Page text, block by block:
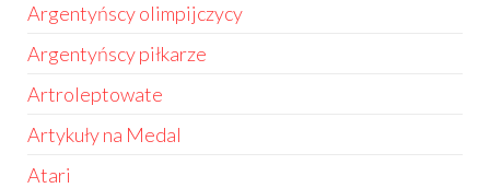
Argentyńscy olimpijczycy
Argentyńscy piłkarze
Artroleptowate
Artykuły na Medal
Atari